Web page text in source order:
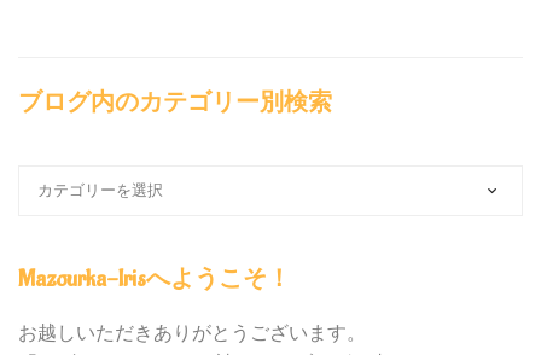
ブログ内のカテゴリー別検索
の
テ
Mazourka-Irisへようこそ！
お越しいただきありがとうございます。